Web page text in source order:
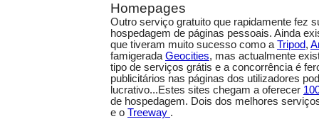
Homepages
Outro serviço gratuito que rapidamente fez
hospedagem de páginas pessoais. Ainda
que tiveram muito sucesso como a Tripod,
famigerada Geocities, mas actualmente
tipo de serviços grátis e a concorrência é
publicitários nas páginas dos utilizadores
lucrativo...Estes sites chegam a oferecer
de hospedagem. Dois dos melhores
e o Treeway .